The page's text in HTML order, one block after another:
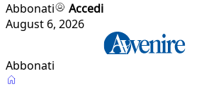
Abbonati
Accedi
August 6, 2026
Abbonati